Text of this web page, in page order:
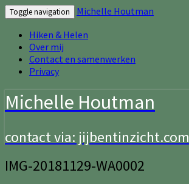
Toggle navigation
Michelle Houtman
Hiken & Helen
Over mij
Contact en samenwerken
Privacy
Michelle Houtman
contact via: jijbentinzicht.com
IMG-20181129-WA0002